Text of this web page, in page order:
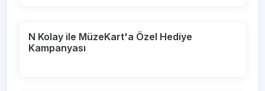
N Kolay ile MüzeKart'a Özel Hediye
Kampanyası